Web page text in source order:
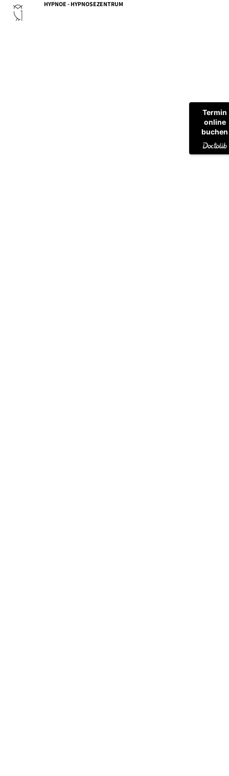
HYPNOE - HYPNOSEZENTRUM
Termin
online
buchen